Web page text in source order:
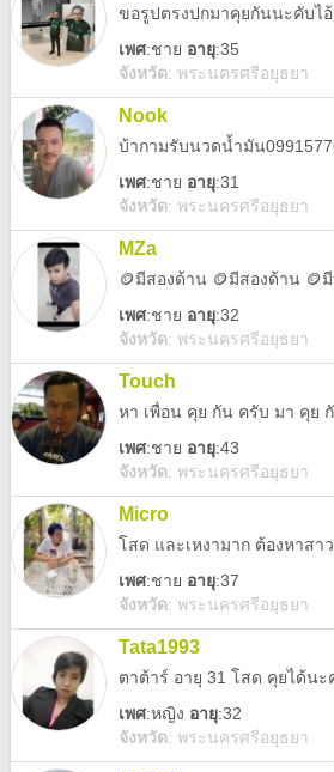
ขอรูปตรงปกมาคุยกันนะคับไอ้
เพศ:ชาย อายุ:35
จังหวัด: พระนครศรีอยุธยา
Nook
บ้ากามรับนวดน้ำมัน
เพศ:ชาย อายุ:31
จังหวัด: พระนครศรีอยุธยา
MZa
🪙มีสองด้าน 🪙มีสองด้าน 🪙
เพศ:ชาย อายุ:32
จังหวัด: พระนครศรีอยุธยา
Touch
หา เพื่อน คุย กัน ครับ มา คุย
เพศ:ชาย อายุ:43
จังหวัด: พระนครศรีอยุธยา
Micro
เพศ:ชาย อายุ:37
จังหวัด: พระนครศรีอยุธยา
Tata1993
ตาต้าร์ อายุ 31 โสด คุยได้นะ
เพศ:หญิง อายุ:32
จังหวัด: พระนครศรีอยุธยา